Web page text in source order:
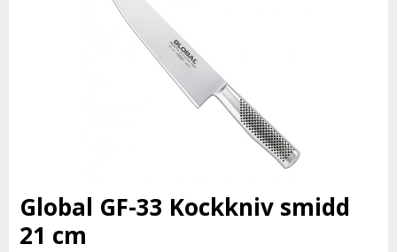
Global GF-33 Kockkniv smidd
21 cm